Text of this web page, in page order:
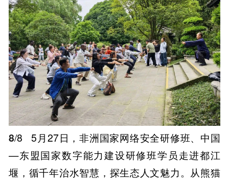
8/8
5月27日，非洲国家网络安全研修班、中国
—东盟国家数字能力建设研修班学员走进都江
堰，循千年治水智慧，探生态人文魅力。从熊猫